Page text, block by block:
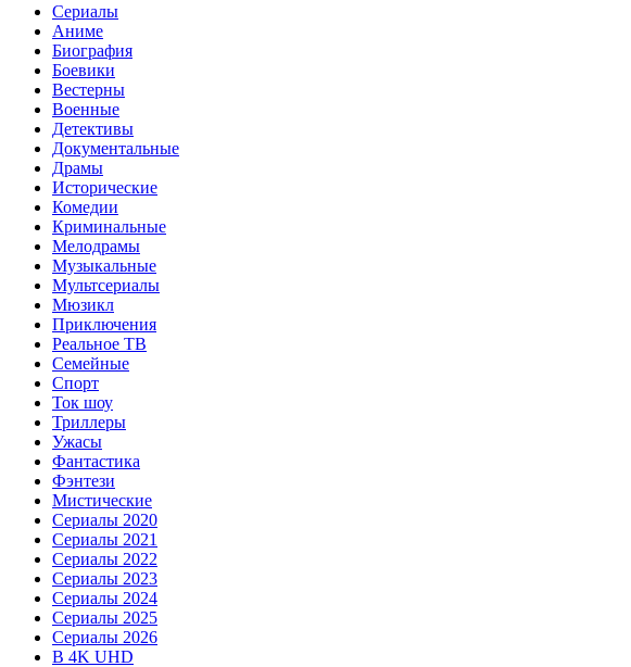
Сериалы
Аниме
Биография
Боевики
Вестерны
Военные
Детективы
Документальные
Драмы
Исторические
Комедии
Криминальные
Мелодрамы
Музыкальные
Мультсериалы
Мюзикл
Приключения
Реальное ТВ
Семейные
Спорт
Ток шоу
Триллеры
Ужасы
Фантастика
Фэнтези
Мистические
Сериалы 2020
Сериалы 2021
Сериалы 2022
Сериалы 2023
Сериалы 2024
Сериалы 2025
Сериалы 2026
В 4K UHD